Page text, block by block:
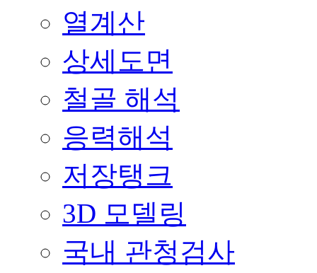
열계산
상세도면
철골 해석
응력해석
저장탱크
3D 모델링
국내 관청검사